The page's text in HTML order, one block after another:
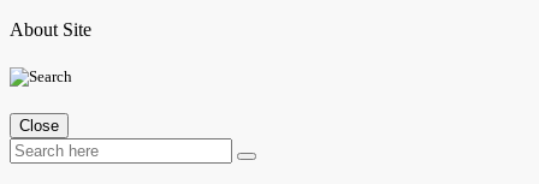
About Site
Close